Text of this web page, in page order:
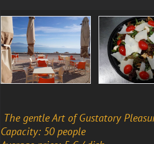
The gentle Art of Gustatory
Capacity: 50 people